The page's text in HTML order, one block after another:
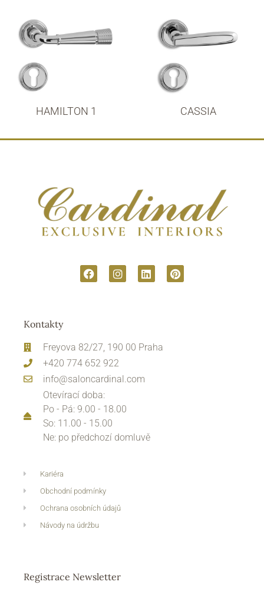
HAMILTON 1 CASSIA
Kontakty
Freyova 82/27, 190 00 Praha
+420 774 652 922
info@saloncardinal.com
Otevírací doba:
Po - Pá: 9.00 - 18.00
So: 11.00 - 15.00
Ne: po předchozí domluvě
Kariéra
Obchodní podmínky
Ochrana osobních údajů
Návody na údržbu
Registrace Newsletter